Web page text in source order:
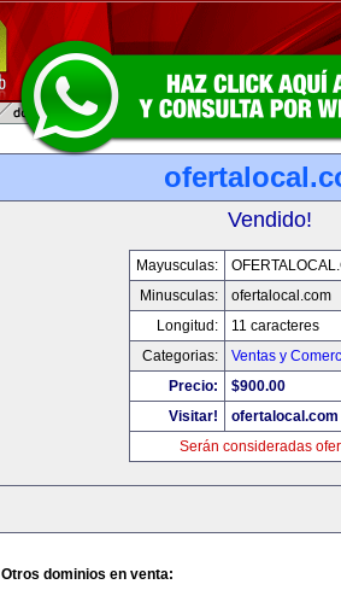
Vendido!
Mayusculas:
Minusculas:
ofertalocal.com
Longitud:
11 caracteres
Categorias:
Ventas y
Precio:
$900.00
Visitar!
ofertalocal.com
Serán consideradas
Otros dominios en venta: